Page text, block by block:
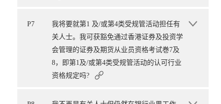
P7
我将要就第1 及/或第4类受规管活动担任有
关人士。我可获豁免通过香港证券及投资学
会管理的证券及期货从业员资格考试巻7及
8，即第1及/或第4类受规管活动的认可行业
资格规定吗?